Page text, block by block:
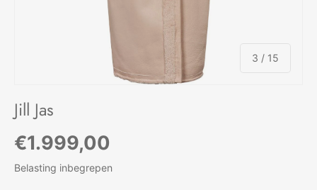
3 / van
15
Jill Jas
Reguliere prijs
€1.999,00
Belasting inbegrepen